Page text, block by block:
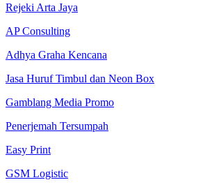
Rejeki Arta Jaya
AP Consulting
Adhya Graha Kencana
Jasa Huruf Timbul dan Neon Box
Gamblang Media Promo
Penerjemah Tersumpah
Easy Print
GSM Logistic